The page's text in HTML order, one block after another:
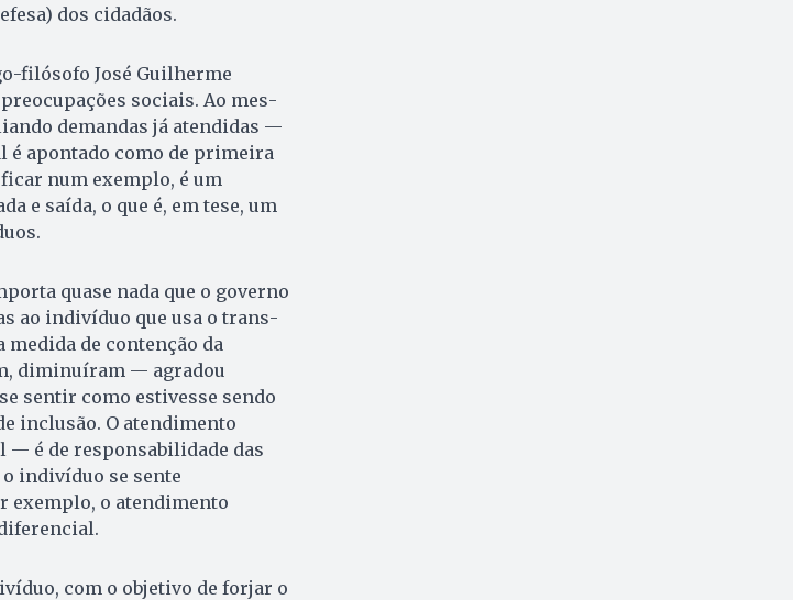
dos cidadãos.
filósofo Jo­sé Guilherme
sociais. Ao mes­
demandas já atendidas —
é apontado como de primeira
num exemplo, é um
e saí­da, o que é, em tese, um
qua­se nada que o governo
ao indivíduo que usa o trans­
de contenção da
diminuíram — agradou
sentir como estivesse sendo
inclusão. O atendimento
— é de responsabilidade das
indivíduo se sente
exemplo, o atendimento
com o objetivo de forjar o